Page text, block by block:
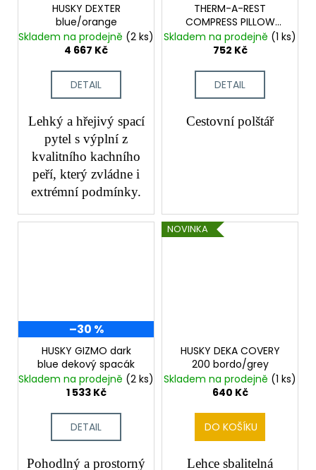
HUSKY DEXTER
blue/orange
Skladem na prodejně (2 ks)
4 667 Kč
DETAIL
Lehký a hřejivý spací
pytel s výplní z
kvalitního kachního
peří, který zvládne i
extrémní podmínky.
THERM-A-REST
COMPRESS PILLOW
CINCH Regul
Skladem na prodejně (1 ks)
752 Kč
DETAIL
Cestovní polštář
–30 %
HUSKY GIZMO dark
blue dekový spacák
Skladem na prodejně (2 ks)
1 533 Kč
DETAIL
Pohodlný a prostorný
NOVINKA
HUSKY DEKA COVERY
200 bordo/grey
Skladem na prodejně (1 ks)
640 Kč
DO KOŠÍKU
Lehce sbalitelná